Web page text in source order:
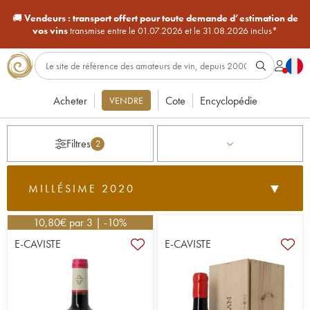
🚚Vendeurs : transport offert pour toute demande d’estimation de
vos vinstransmise entre le 01.07.2026 et le 31.08.2026 inclus*
Acheter VENDRE Cote Encyclopédie
Filtres 2
MILLÉSIME 2020 ▼
grands millésimes récents en France
une météo chaude, sèche et ensoleillée, mais avec des
équilibres remarquables grâce à des vendanges bien
maîtrisées. Les vins se caractérisent par une forte maturité,
une grande concentration et des équilibres souvent
spectaculaires.
10,80€ par 3 | -10%
E-CAVISTE
E-CAVISTE